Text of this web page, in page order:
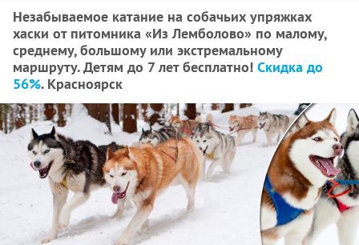
Незабываемое катание на собачьих упряжках
хаски от питомника «Из Лемболово» по малому,
среднему, большому или экстремальному
маршруту. Детям до 7 лет бесплатно! Скидка до
56%. Красноярск